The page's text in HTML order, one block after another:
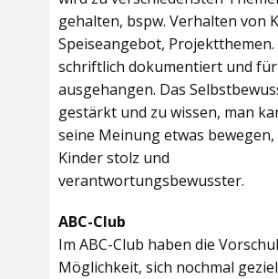
gehalten, bspw. Verhalten von
Speiseangebot, Projektthemen.
schriftlich dokumentiert und
ausgehangen. Das
gestärkt und zu wissen, man
seine Meinung etwas bewegen,
Kinder stolz und
verantwortungsbewusster.
ABC-Club
Im ABC-Club haben die
Möglichkeit, sich nochmal